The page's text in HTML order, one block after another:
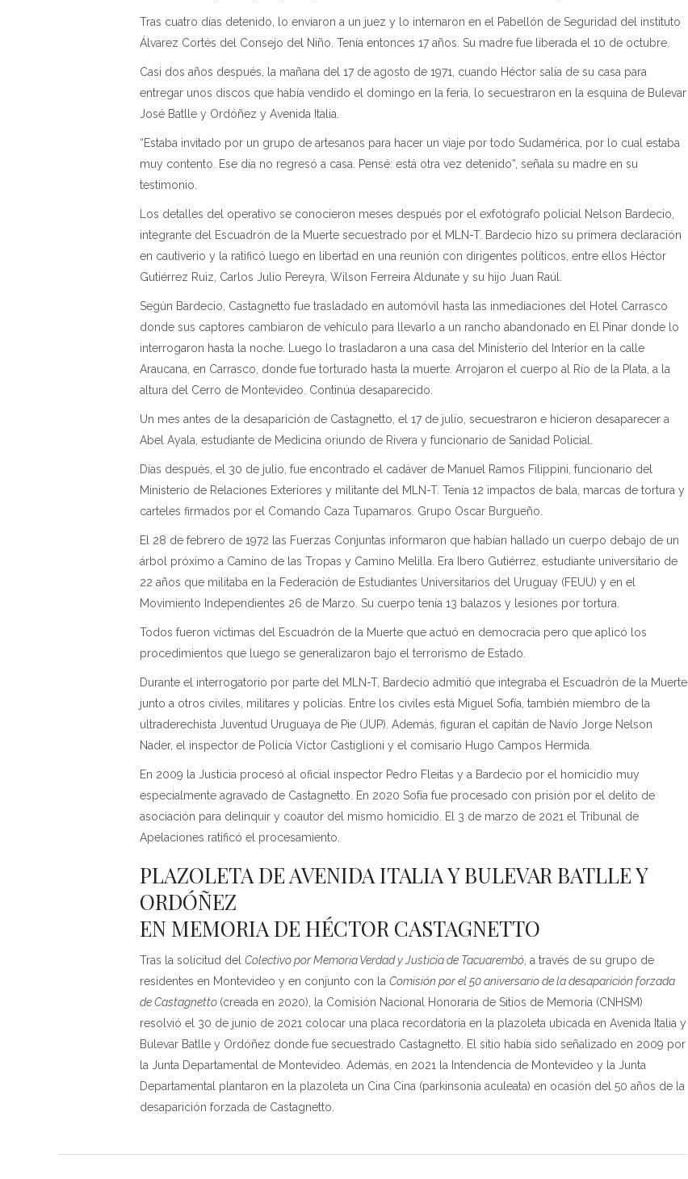
Tras cuatro días detenido, lo enviaron a un juez y lo internaron en el Pabellón de Seguridad del instituto
Álvarez Cortés del Consejo del Niño. Tenía entonces 17 años. Su madre fue liberada el 10 de octubre.
Casi dos años después, la mañana del 17 de agosto de 1971, cuando Héctor salía de su casa para
entregar unos discos que había vendido el domingo en la feria, lo secuestraron en la esquina de Bulevar
José Batlle y Ordóñez y Avenida Italia.
“Estaba invitado por un grupo de artesanos para hacer un viaje por todo Sudamérica, por lo cual estaba
muy contento. Ese día no regresó a casa. Pensé: está otra vez detenido”, señala su madre en su
testimonio.
Los detalles del operativo se conocieron meses después por el exfotógrafo policial Nelson Bardecio,
integrante del Escuadrón de la Muerte secuestrado por el MLN-T. Bardecio hizo su primera declaración
en cautiverio y la ratificó luego en libertad en una reunión con dirigentes políticos, entre ellos Héctor
Gutiérrez Ruiz, Carlos Julio Pereyra, Wilson Ferreira Aldunate y su hijo Juan Raúl.
Según Bardecio, Castagnetto fue trasladado en automóvil hasta las inmediaciones del Hotel Carrasco
donde sus captores cambiaron de vehículo para llevarlo a un rancho abandonado en El Pinar donde lo
interrogaron hasta la noche. Luego lo trasladaron a una casa del Ministerio del Interior en la calle
Araucana, en Carrasco, donde fue torturado hasta la muerte. Arrojaron el cuerpo al Río de la Plata, a la
altura del Cerro de Montevideo. Continúa desaparecido.
Un mes antes de la desaparición de Castagnetto, el 17 de julio, secuestraron e hicieron desaparecer a
Abel Ayala, estudiante de Medicina oriundo de Rivera y funcionario de Sanidad Policial.
Días después, el 30 de julio, fue encontrado el cadáver de Manuel Ramos Filippini, funcionario del
Ministerio de Relaciones Exteriores y militante del MLN-T. Tenía 12 impactos de bala, marcas de tortura y
carteles firmados por el Comando Caza Tupamaros. Grupo Oscar Burgueño.
El 28 de febrero de 1972 las Fuerzas Conjuntas informaron que habían hallado un cuerpo debajo de un
árbol próximo a Camino de las Tropas y Camino Melilla. Era Ibero Gutiérrez, estudiante universitario de
22 años que militaba en la Federación de Estudiantes Universitarios del Uruguay (FEUU) y en el
Movimiento Independientes 26 de Marzo. Su cuerpo tenía 13 balazos y lesiones por tortura.
Todos fueron víctimas del Escuadrón de la Muerte que actuó en democracia pero que aplicó los
procedimientos que luego se generalizaron bajo el terrorismo de Estado.
Durante el interrogatorio por parte del MLN-T, Bardecio admitió que integraba el Escuadrón de la Muerte
junto a otros civiles, militares y policías. Entre los civiles está Miguel Sofía, también miembro de la
ultraderechista Juventud Uruguaya de Pie (JUP). Además, figuran el capitán de Navío Jorge Nelson
Nader, el inspector de Policía Víctor Castiglioni y el comisario Hugo Campos Hermida.
En 2009 la Justicia procesó al oficial inspector Pedro Fleitas y a Bardecio por el homicidio muy
especialmente agravado de Castagnetto. En 2020 Sofía fue procesado con prisión por el delito de
asociación para delinquir y coautor del mismo homicidio. El 3 de marzo de 2021 el Tribunal de
Apelaciones ratificó el procesamiento.
PLAZOLETA DE AVENIDA ITALIA Y BULEVAR BATLLE Y
ORDÓÑEZ
EN MEMORIA DE HÉCTOR CASTAGNETTO
Tras la solicitud delColectivo por Memoria Verdad y Justicia de Tacuarembó , a través de su grupo de
residentes en Montevideo y en conjunto con laComisión por el 50 aniversario de la desaparición forzada
de Castagnetto (creada en 2020), la Comisión Nacional Honoraria de Sitios de Memoria (CNHSM)
resolvió el 30 de junio de 2021 colocar una placa recordatoria en la plazoleta ubicada en Avenida Italia y
Bulevar Batlle y Ordóñez donde fue secuestrado Castagnetto. El sitio había sido señalizado en 2009 por
la Junta Departamental de Montevideo. Además, en 2021 la Intendencia de Montevideo y la Junta
Departamental plantaron en la plazoleta un Cina Cina (parkinsonia aculeata) en ocasión del 50 años de la
desaparición forzada de Castagnetto.